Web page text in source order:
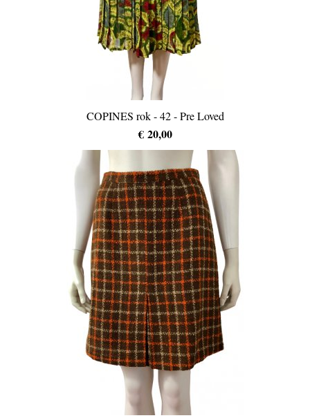
COPINES rok - 42 - Pre Loved
€ 20,00